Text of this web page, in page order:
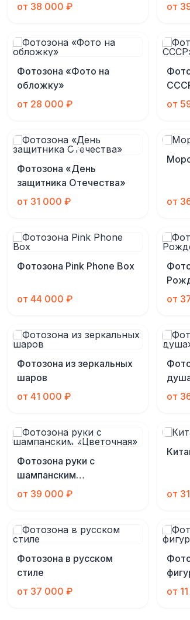
от 38 000 ₽
от
Фотозона «Фото на
обложку»
от 28 000 ₽
от
Фотозона «День
защитника Отечества»
от 31 000 ₽
от
Фотозона Pink Phone Box
от 44 000 ₽
от
Фотозона из зеркальных
шаров
от 41 000 ₽
от
Фотозона руки с
шампанским
«Цветочная»
от 39 000 ₽ от
Фотозона в русском
стиле
от 37 000 ₽
от